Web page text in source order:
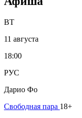
ВТ
11 августа
18:00
РУС
Дарио Фо
Свободная пара 18+